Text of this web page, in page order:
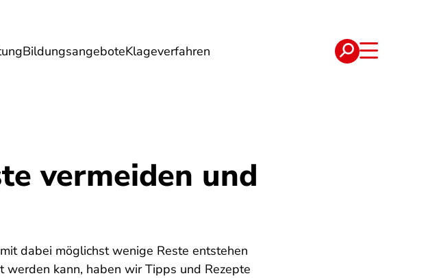
BildungsangeboteKlageverfahren
Energie Reise Verträge
vermeiden und
dabei möglichst wenige Reste entstehen
kann, haben wir Tipps und Rezepte